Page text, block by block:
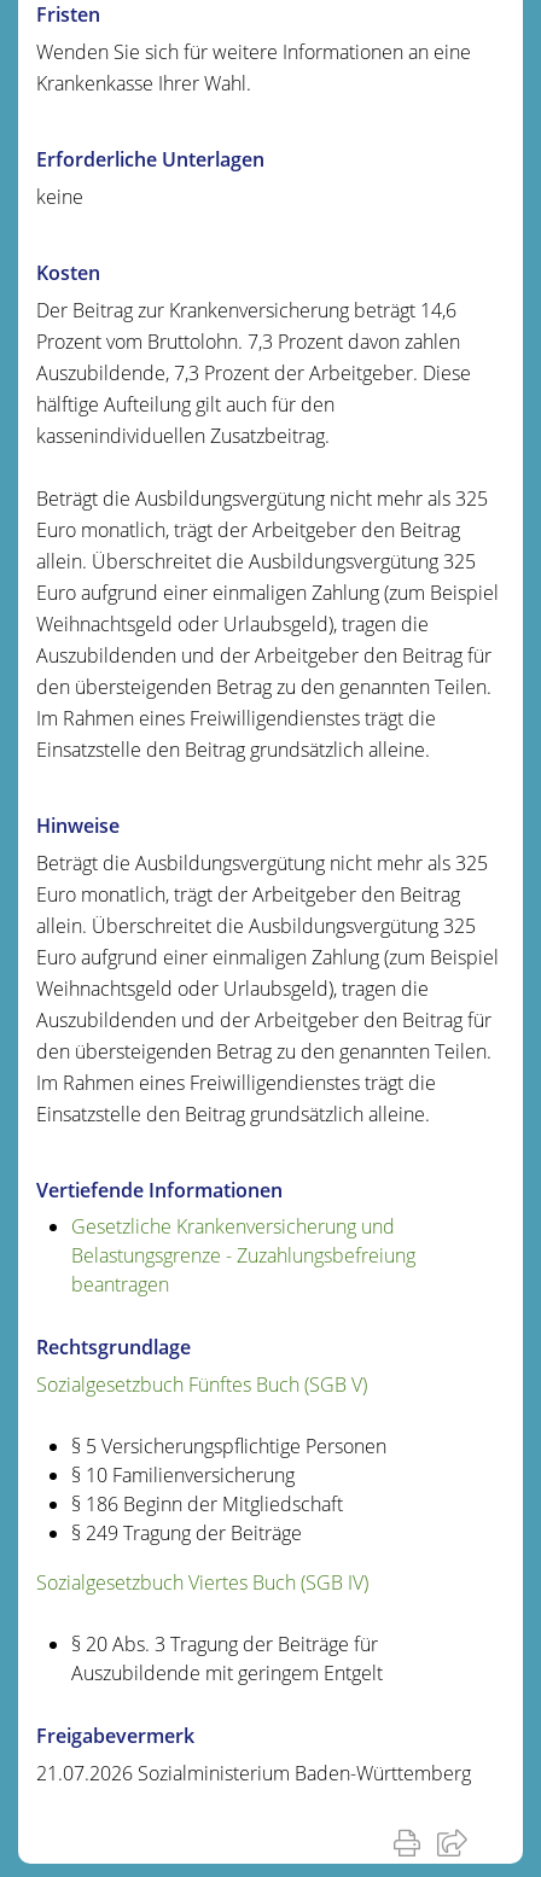
Fristen
Wenden Sie sich für weitere Informationen an eine
Krankenkasse Ihrer Wahl.
Erforderliche Unterlagen
keine
Kosten
Der Beitrag zur Krankenversicherung beträgt 14,6
Prozent vom Bruttolohn. 7,3 Prozent davon zahlen
Auszubildende, 7,3 Prozent der Arbeitgeber. Diese
hälftige Aufteilung gilt auch für den
kassenindividuellen Zusatzbeitrag.
Beträgt die Ausbildungsvergütung nicht mehr als 325
Euro monatlich, trägt der Arbeitgeber den Beitrag
allein. Überschreitet die Ausbildungsvergütung 325
Euro aufgrund einer einmaligen Zahlung (zum Beispiel
Weihnachtsgeld oder Urlaubsgeld), tragen die
Auszubildenden und der Arbeitgeber den Beitrag für
den übersteigenden Betrag zu den genannten Teilen.
Im Rahmen eines Freiwilligendienstes trägt die
Einsatzstelle den Beitrag grundsätzlich alleine.
Hinweise
Beträgt die Ausbildungsvergütung nicht mehr als 325
Euro monatlich, trägt der Arbeitgeber den Beitrag
allein. Überschreitet die Ausbildungsvergütung 325
Euro aufgrund einer einmaligen Zahlung (zum Beispiel
Weihnachtsgeld oder Urlaubsgeld), tragen die
Auszubildenden und der Arbeitgeber den Beitrag für
den übersteigenden Betrag zu den genannten Teilen.
Im Rahmen eines Freiwilligendienstes trägt die
Einsatzstelle den Beitrag grundsätzlich alleine.
Vertiefende Informationen
Gesetzliche Krankenversicherung und
Belastungsgrenze - Zuzahlungsbefreiung
beantragen
Rechtsgrundlage
Sozialgesetzbuch Fünftes Buch (SGB V)
§ 5Versicherungspflichtige Personen
§ 10 Familienversicherung
§ 186 Beginn der Mitgliedschaft
§ 249 Tragung der Beiträge
Sozialgesetzbuch Viertes Buch (SGB IV)
§ 20 Abs. 3 Tragung der Beiträge für
Auszubildende mit geringem Entgelt
Freigabevermerk
21.07.2026 Sozialministerium Baden-Württemberg